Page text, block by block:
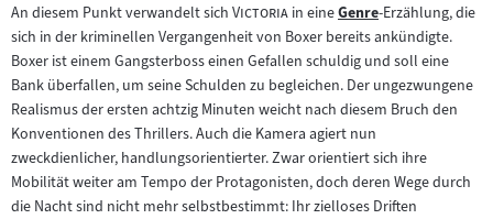
An diesem Punkt verwandelt sich "
Victoria"in eineZum
Inhalt:
Genre-Erzählung, die
sich in der kriminellen Vergangenheit von Boxer bereits ankündigte.
Boxer ist einem Gangsterboss einen Gefallen schuldig und soll eine
Bank überfallen, um seine Schulden zu begleichen. Der ungezwungene
Realismus der ersten achtzig Minuten weicht nach diesem Bruch den
Konventionen des Thrillers. Auch die Kamera agiert nun
zweckdienlicher, handlungsorientierter. Zwar orientiert sich ihre
Mobilität weiter am Tempo der Protagonisten, doch deren Wege durch
die Nacht sind nicht mehr selbstbestimmt: Ihr zielloses Driften